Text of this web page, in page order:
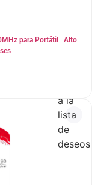
para Portátil | Alto
a la
lista
de
deseos